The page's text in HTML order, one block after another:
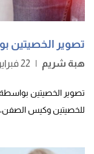
تصوير الخصيتين
هبة شريم | 22 فبراير 2023
تصوير الخصيتين بواسطة
للخصيتين وكيس